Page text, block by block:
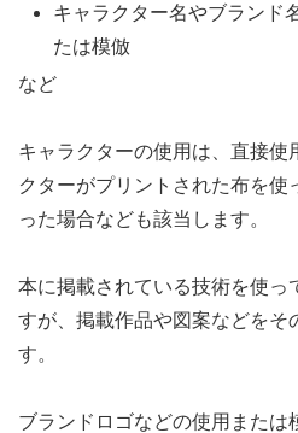
キャラクター名やブランド
たは模倣
など
キャラクターの使用は、直接使
クターがプリントされた布を
った場合なども該当します。
本に掲載されている技術を使っ
すが、掲載作品や図案などをそ
す。
ブランドロゴなどの使用または